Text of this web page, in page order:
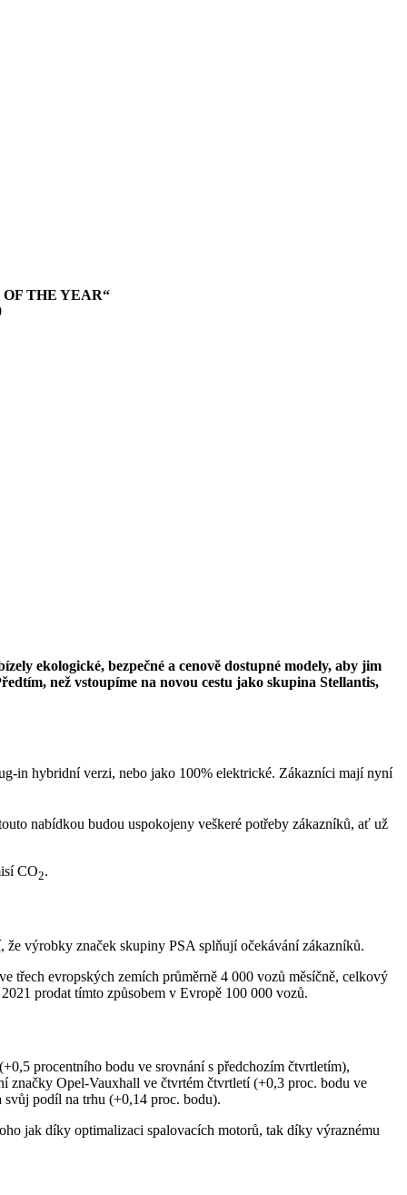
THE YEAR“
ekologické, bezpečné a cenově dostupné modely, aby jim
než vstoupíme na novou cestu jako skupina Stellantis,
in hybridní verzi, nebo jako 100% elektrické. Zákazníci mají nyní
nabídkou budou uspokojeny veškeré potřeby zákazníků, ať už
CO2.
výrobky značek skupiny PSA splňují očekávání zákazníků.
třech evropských zemích průměrně 4 000 vozů měsíčně, celkový
prodat tímto způsobem v Evropě 100 000 vozů.
procentního bodu ve srovnání s předchozím čtvrtletím),
značky Opel-Vauxhall ve čtvrtém čtvrtletí (+0,3 proc. bodu ve
podíl na trhu (+0,14 proc. bodu).
jak díky optimalizaci spalovacích motorů, tak díky výraznému